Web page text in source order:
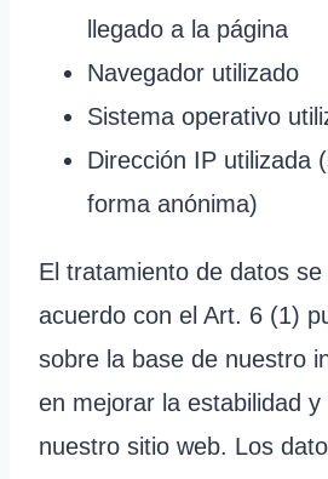
llegado a la página
Navegador utilizado
Sistema operativo
Dirección IP utilizada
forma anónima)
El tratamiento de datos
acuerdo con el Art. 6 (1)
sobre la base de nuestro
en mejorar la estabilidad
nuestro sitio web. Los